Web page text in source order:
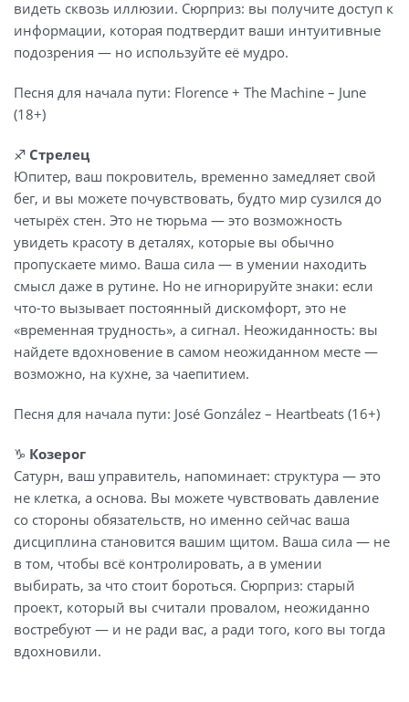
видеть сквозь иллюзии. Сюрприз: вы получите доступ к
информации, которая подтвердит ваши интуитивные
подозрения — но используйте её мудро.
Песня для начала пути: Florence + The Machine – June
(18+)
♐️ Стрелец
Юпитер, ваш покровитель, временно замедляет свой
бег, и вы можете почувствовать, будто мир сузился до
четырёх стен. Это не тюрьма — это возможность
увидеть красоту в деталях, которые вы обычно
пропускаете мимо. Ваша сила — в умении находить
смысл даже в рутине. Но не игнорируйте знаки: если
что-то вызывает постоянный дискомфорт, это не
«временная трудность», а сигнал. Неожиданность: вы
найдете вдохновение в самом неожиданном месте —
возможно, на кухне, за чаепитием.
Песня для начала пути: José González – Heartbeats (16+)
♑️ Козерог
Сатурн, ваш управитель, напоминает: структура — это
не клетка, а основа. Вы можете чувствовать давление
со стороны обязательств, но именно сейчас ваша
дисциплина становится вашим щитом. Ваша сила — не
в том, чтобы всё контролировать, а в умении
выбирать, за что стоит бороться. Сюрприз: старый
проект, который вы считали провалом, неожиданно
востребуют — и не ради вас, а ради того, кого вы тогда
вдохновили.